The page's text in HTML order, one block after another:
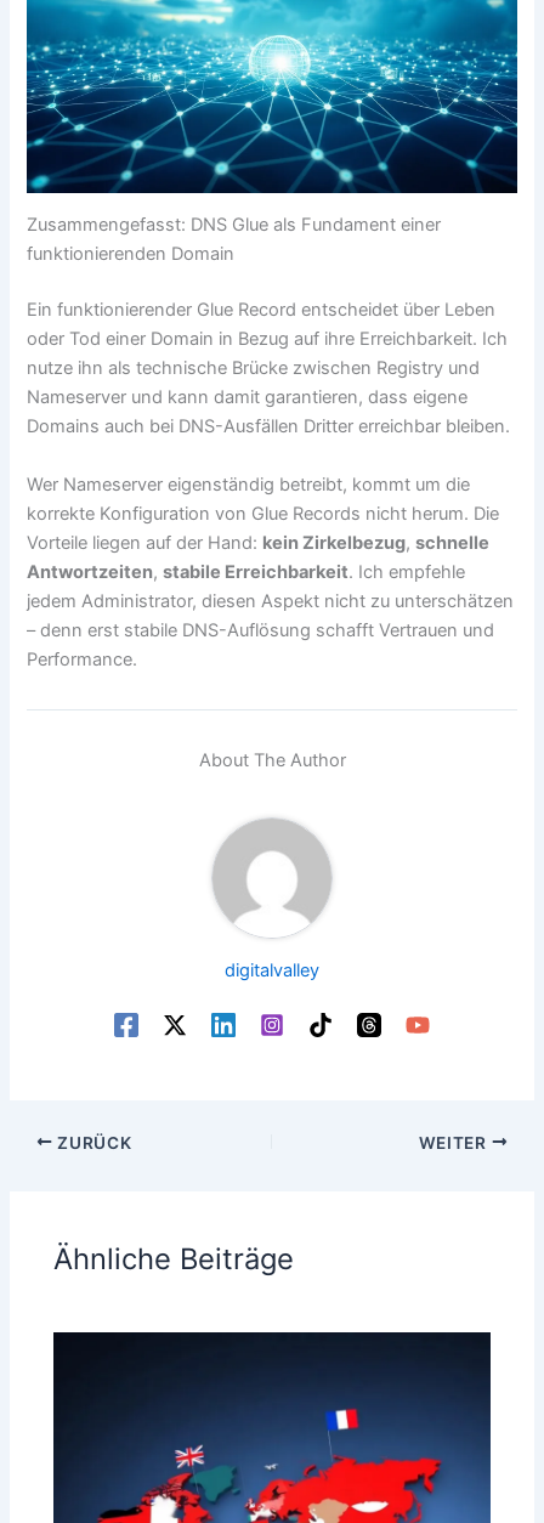
Zusammengefasst: DNS Glue als Fundament einer
funktionierenden Domain
Ein funktionierender Glue Record entscheidet über Leben
oder Tod einer Domain in Bezug auf ihre Erreichbarkeit. Ich
nutze ihn als technische Brücke zwischen Registry und
Nameserver und kann damit garantieren, dass eigene
Domains auch bei DNS-Ausfällen Dritter erreichbar bleiben.
Wer Nameserver eigenständig betreibt, kommt um die
korrekte Konfiguration von Glue Records nicht herum. Die
Vorteile liegen auf der Hand: kein Zirkelbezug,schnelle
Antwortzeiten,stabile Erreichbarkeit. Ich empfehle
jedem Administrator, diesen Aspekt nicht zu unterschätzen
– denn erst stabile DNS-Auflösung schafft Vertrauen und
Performance.
About The Author
digitalvalley
ZURÜCK WEITER
Ähnliche Beiträge